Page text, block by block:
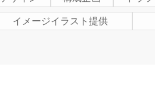
イメージイラスト提供